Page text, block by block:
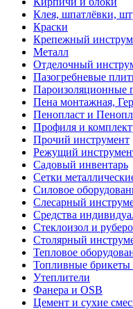
Клея, шпатлёвки,
Краски
Крепежный
Металл
Отделочный
Пазогребневые
Пароизоляционные
Пена монтажная,
Пенопласт и
Профиля и
Прочий инструмент
Режущий
Садовый инвентарь
Сетки
Силовое
Слесарный
Средства
Стеклоизол и
Столярный
Тепловое
Топливные брикеты
Утеплители
Фанера и OSB
Цемент и сухие